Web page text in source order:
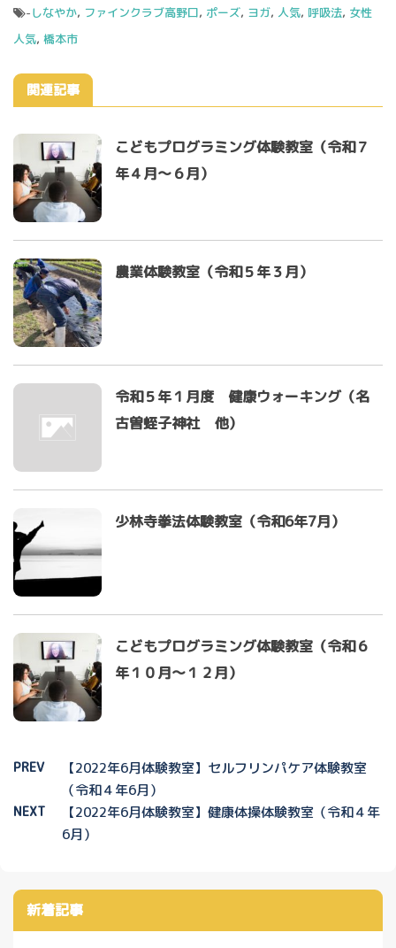
-しなやか, ファインクラブ高野口, ポーズ, ヨガ, 人気, 呼吸法, 女性
人気, 橋本市
関連記事
こどもプログラミング体験教室（令和７
年４月～６月）
農業体験教室（令和５年３月）
令和５年１月度 健康ウォーキング（名
古曽蛭子神社 他）
少林寺拳法体験教室（令和6年7月）
こどもプログラミング体験教室（令和６
年１０月～１２月）
PREV
【2022年6月体験教室】セルフリンパケア体験教室
（令和４年6月）
NEXT
【2022年6月体験教室】健康体操体験教室（令和４年
6月）
新着記事